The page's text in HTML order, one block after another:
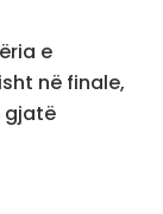
e
në finale,
gjatë